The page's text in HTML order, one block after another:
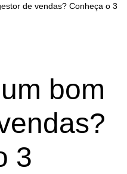
de vendas? Conheça o 3
bom
3